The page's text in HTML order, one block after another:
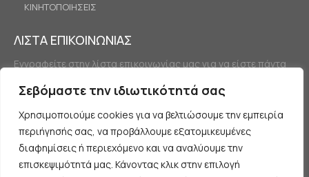
Σεβόμαστε την ιδιωτικότητά σας
Χρησιμοποιούμε cookies για να βελτιώσουμε την εμπειρία
περιήγησής σας, να προβάλλουμε εξατομικευμένες
διαφημίσεις ή περιεχόμενο και να αναλύουμε την
επισκεψιμότητά μας. Κάνοντας κλικ στην επιλογή
ΚΙΝΗΤΟΠΟΙΗΣΕΙΣ
ΛΙΣΤΑ ΕΠΙΚΟΙΝΩΝΙΑΣ
Εγγραφείτε στην λίστα επικοινωνίας μας για να είστε πάντα